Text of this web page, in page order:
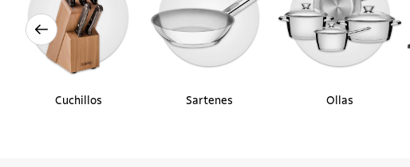
Cuchillos Sartenes Ollas